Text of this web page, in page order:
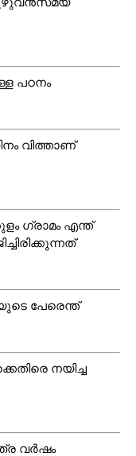
പഠനം
വിത്താണ്
ഗ്രാമം എന്ത്
പേരെന്ത്
നയിച്ച
വർഷം